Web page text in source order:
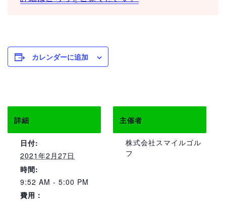
カレンダーに追加
詳細
日付:
2021年2月27日
時間:
9:52 AM - 5:00 PM
費用：
主催者
株式会社スマイルゴル
フ